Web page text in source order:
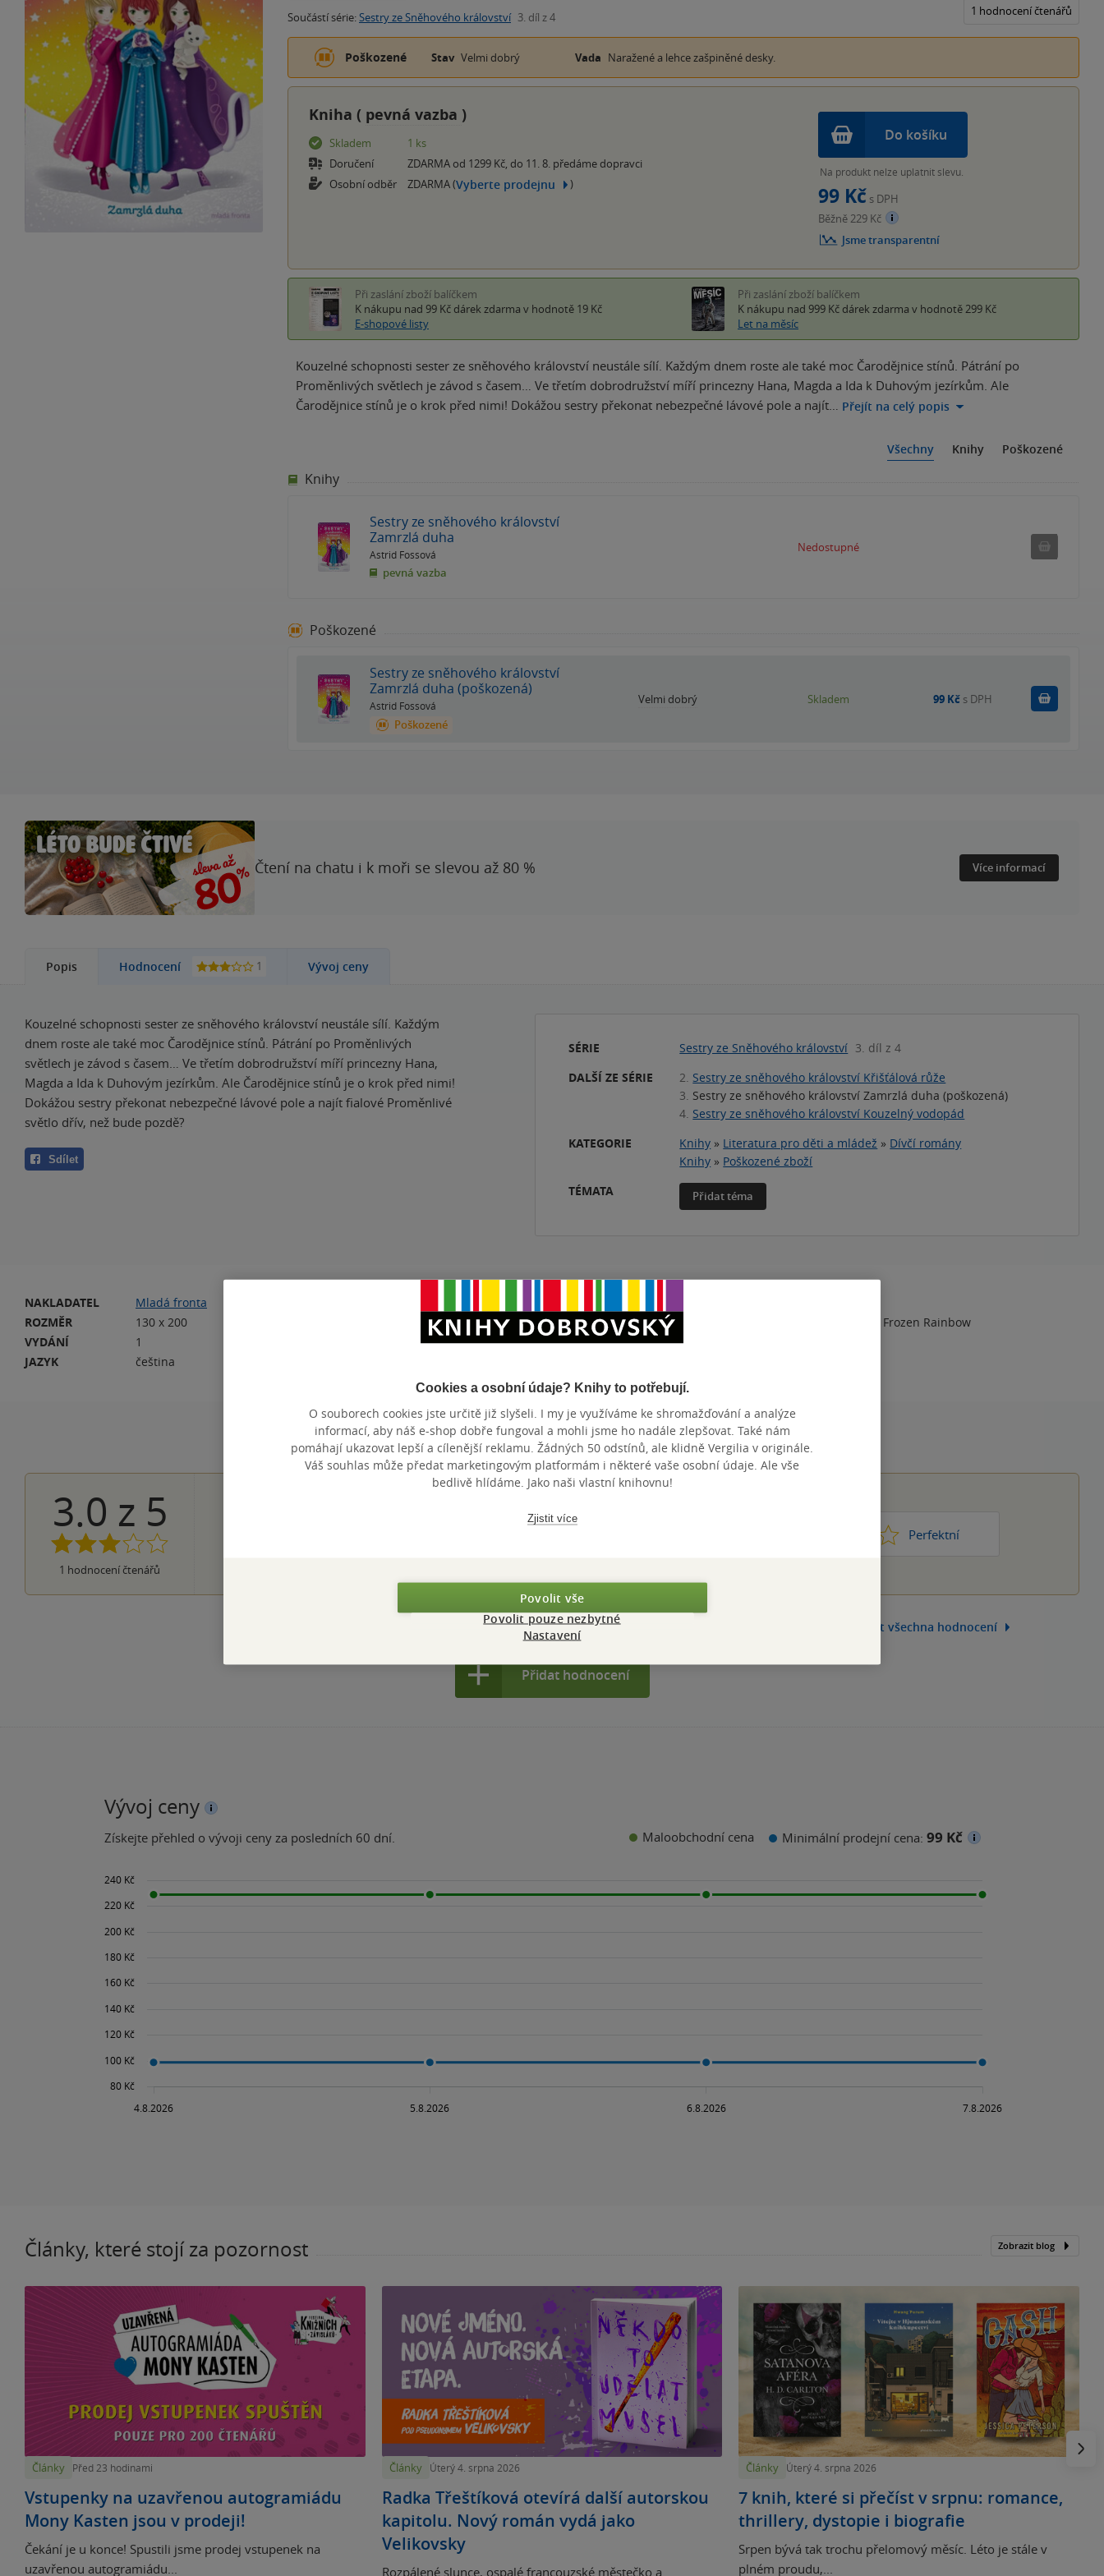
Součástí série:Sestry ze Sněhového království 3. díl z 4 1 hodnocení čtenářů
Poškozené Stav Velmi dobrý Vada Naražené a lehce zašpiněné desky.
Kniha ( pevná vazba )
Skladem
1 ks
Doručení
ZDARMA od 1299 Kč, do 11. 8. předáme dopravci
Osobní odběr
ZDARMA (Vyberte prodejnu )
Do košíku
Na produkt nelze uplatnit slevu.
99 Kč s DPH
Běžně 229 Kč
Jsme transparentní
Při zaslání zboží balíčkem
K nákupu nad 99 Kč dárek zdarma v hodnotě 19 Kč
E-shopové listy
Při zaslání zboží balíčkem
K nákupu nad 999 Kč dárek zdarma v hodnotě 299 Kč
Let na měsíc
Kouzelné schopnosti sester ze sněhového království neustále sílí. Každým dnem roste ale také moc Čarodějnice stínů. Pátrání po
Proměnlivých světlech je závod s časem… Ve třetím dobrodružství míří princezny Hana, Magda a Ida k Duhovým jezírkům. Ale
Čarodějnice stínů je o krok před nimi! Dokážou sestry překonat nebezpečné lávové pole a najít… Přejít na celý popis
Všechny Knihy Poškozené
Knihy
Sestry ze sněhového království
Zamrzlá duha
Astrid Fossová
pevná vazba
Nedostupné
Poškozené
Sestry ze sněhového království
Zamrzlá duha (poškozená)
Astrid Fossová
Poškozené
Velmi dobrý Skladem 99 Kč s DPH
Čtení na chatu i k moři se slevou až 80 % Více informací
Popis Hodnocení 1 Vývoj ceny
Kouzelné schopnosti sester ze sněhového království neustále sílí. Každým
dnem roste ale také moc Čarodějnice stínů. Pátrání po Proměnlivých
světlech je závod s časem… Ve třetím dobrodružství míří princezny Hana,
Magda a Ida k Duhovým jezírkům. Ale Čarodějnice stínů je o krok před nimi!
Dokážou sestry překonat nebezpečné lávové pole a najít fialové Proměnlivé
světlo dřív, než bude pozdě?
Sdílet
SÉRIE Sestry ze Sněhového království 3. díl z 4
DALŠÍ ZE SÉRIE
2. Sestry ze sněhového království Křišťálová růže
3. Sestry ze sněhového království Zamrzlá duha (poškozená)
4. Sestry ze sněhového království Kouzelný vodopád
KATEGORIE
Knihy » Literatura pro děti a mládež » Dívčí romány
Knihy » Poškozené zboží
TÉMATA
Přidat téma
NAKLADATEL
Mladá fronta
ROZMĚR
130 x 200
VYDÁNÍ
1
JAZYK
čeština
9 let
DATUM VYDÁNÍ
1.01.2021
PŮVODNÍ NÁZEV
Snow Sisters: The Frozen Rainbow
DATUM DOTISKU
Hodnocení a recenze čtenářů
3.0 z 5
1 hodnocení čtenářů
PŘIDEJTE SVÉ HODNOCENÍ KNIHY
Perfektní
Zobrazit všechna hodnocení
Přidat hodnocení
Vývoj ceny
Získejte přehled o vývoji ceny za posledních 60 dní. Maloobchodní cena Minimální prodejní cena: 99 Kč
Články, které stojí za pozornost Zobrazit blog
Články Před 23 hodinami
Vstupenky na uzavřenou autogramiádu
Mony Kasten jsou v prodeji!
Čekání je u konce! Spustili jsme prodej vstupenek na
uzavřenou autogramiádu...
Články Úterý 4. srpna 2026
Radka Třeštíková otevírá další autorskou
kapitolu. Nový román vydá jako
Velikovsky
Rozpálené slunce, ospalé francouzské městečko a
Články Úterý 4. srpna 2026
7 knih, které si přečíst v srpnu: romance,
thrillery, dystopie i biografie
Srpen bývá tak trochu přelomový měsíc. Léto je stále v
plném proudu,...
Cookies a osobní údaje? Knihy to potřebují.
O souborech cookies jste určitě již slyšeli. I my je využíváme ke shromažďování a analýze
informací, aby náš e-shop dobře fungoval a mohli jsme ho nadále zlepšovat. Také nám
pomáhají ukazovat lepší a cílenější reklamu. Žádných 50 odstínů, ale klidně Vergilia v originále.
Váš souhlas může předat marketingovým platformám i některé vaše osobní údaje. Ale vše
bedlivě hlídáme. Jako naši vlastní knihovnu!
Zjistit více
Povolit vše
Povolit pouze nezbytné
Nastavení